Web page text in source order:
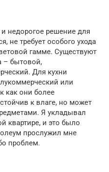
недорогое решение для
не требует особого ухода
гамме. Существуют
– бытовой,
Для кухни
или
как они более
к влаге, но может
Я укладывал
квартире, и это было
прослужил мне
проблем.